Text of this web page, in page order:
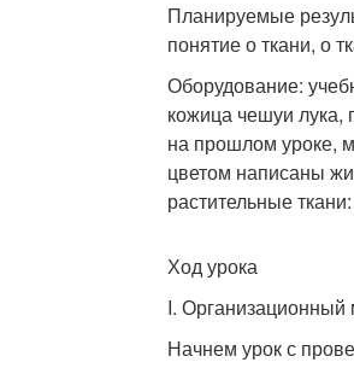
Планируемые
понятие о ткани, о
Оборудование:
кожица чешуи лука,
на прошлом уроке,
цветом написаны
растительные
Ход урока
I. Организационный
Начнем урок с